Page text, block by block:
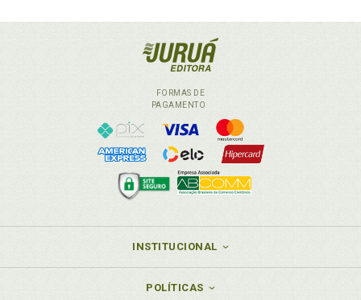
FORMAS DE
PAGAMENTO
INSTITUCIONAL
POLÍTICAS